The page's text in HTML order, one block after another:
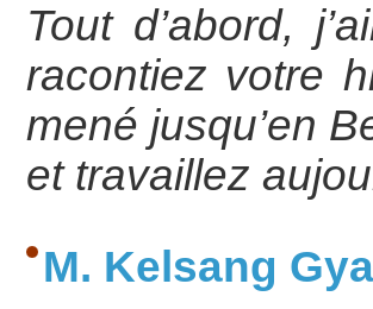
Tout d’abord,
racontiez votre
mené jusqu’en
et travaillez
M. Kelsang